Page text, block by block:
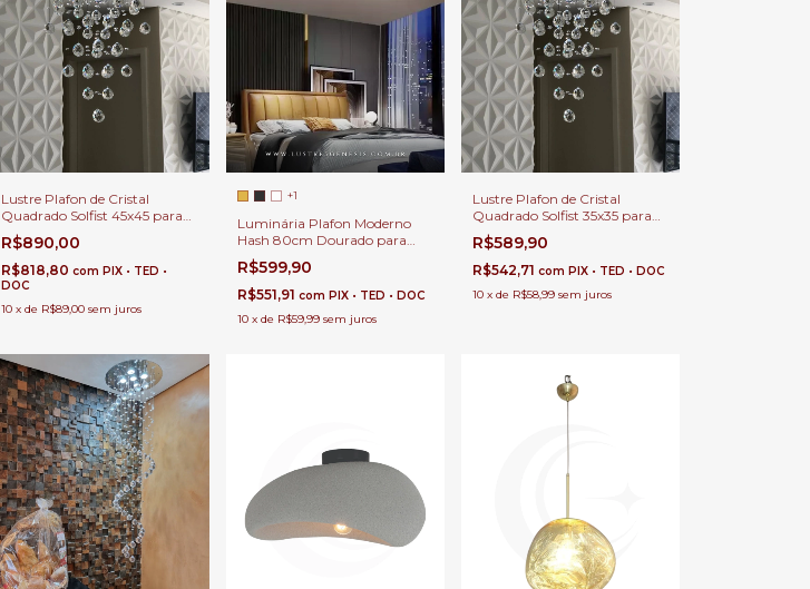
Lustre Plafon de Cristal
Quadrado Solfist 45x45 para
Sala Jantar, Sala de Estar e
Quartos.
R$890,00
R$818,80com PIX • TED •
DOC
10 xde R$89,00 sem juros
+1
Luminária Plafon Moderno
Hash 80cm Dourado para
Quartos, Sala de Estar, Hall de
Entrada, Escritório, Lavabo e
Sala de Jantar
R$599,90
R$551,91 com PIX • TED • DOC
10 x de R$59,99 sem juros
Lustre Plafon de Cristal
Quadrado Solfist 35x35 para
Sala Jantar, Sala de Estar e
Quartos.
R$589,90
R$542,71 com PIX • TED • DOC
10 x de R$58,99 sem juros